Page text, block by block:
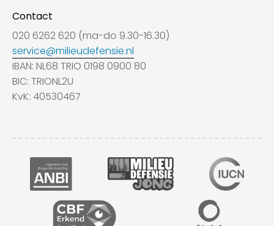
Contact
020 6262 620 (ma-do 9.30-16.30)
service@milieudefensie.nl
IBAN: NL68 TRIO 0198 0900 80
BIC: TRIONL2U
KvK: 40530467